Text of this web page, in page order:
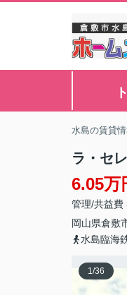
水島の賃貸
ラ・セ
6.05万
管理/共益費
岡山県倉敷
水島臨海
1/36